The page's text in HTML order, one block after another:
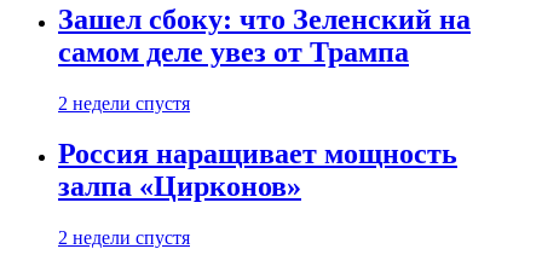
Зашел сбоку: что Зеленский на
самом деле увез от Трампа
2 недели спустя
Россия наращивает мощность
залпа «Цирконов»
2 недели спустя